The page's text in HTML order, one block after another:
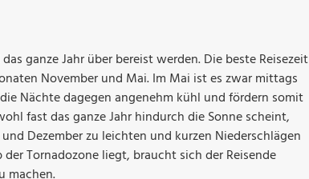
ganze Jahr über bereist werden. Die beste Reisezeit
November und Mai. Im Mai ist es zwar mittags
Nächte dagegen angenehm kühl und fördern somit
fast das ganze Jahr hindurch die Sonne scheint,
Dezember zu leichten und kurzen Niederschlägen
Tornadozone liegt, braucht sich der Reisende